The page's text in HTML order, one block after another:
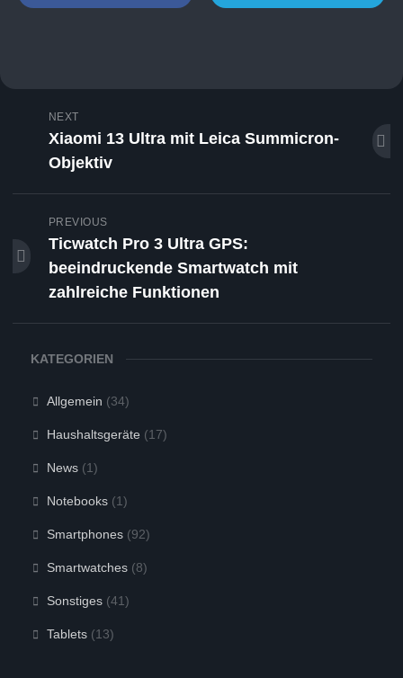
NEXT
Xiaomi 13 Ultra mit Leica Summicron-
Objektiv
PREVIOUS
Ticwatch Pro 3 Ultra GPS:
beeindruckende Smartwatch mit
zahlreiche Funktionen
KATEGORIEN
Allgemein (34)
Haushaltsgeräte (17)
News(1)
Notebooks(1)
Smartphones(92)
Smartwatches(8)
Sonstiges(41)
Tablets(13)